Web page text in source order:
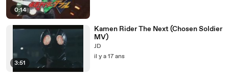
0:14
3:51
Kamen Rider The Next (Chosen Soldier
MV)
JD
il y a 17 ans